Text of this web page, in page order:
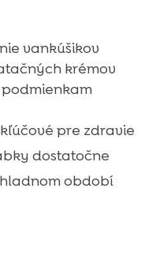
vankúšikov
krémov
pre zdravie
dostatočne
období